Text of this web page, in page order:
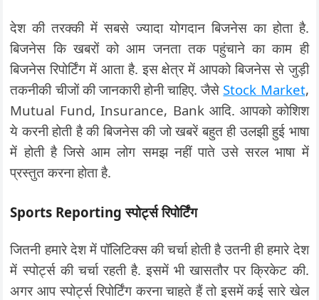
देश की तरक्की में सबसे ज्यादा योगदान बिजनेस का होता है.
बिजनेस कि खबरों को आम जनता तक पहुंचाने का काम ही
बिजनेस रिपोर्टिंग में आता है. इस क्षेत्र में आपको बिजनेस से जुड़ी
तकनीकी चीजों की जानकारी होनी चाहिए. जैसे Stock Market,
Mutual Fund, Insurance, Bank आदि. आपको कोशिश
ये करनी होती है की बिजनेस की जो खबरें बहुत ही उलझी हुई भाषा
में होती है जिसे आम लोग समझ नहीं पाते उसे सरल भाषा में
प्रस्तुत करना होता है.
Sports Reporting स्पोर्ट्स रिपोर्टिंग
जितनी हमारे देश में पॉलिटिक्स की चर्चा होती है उतनी ही हमारे देश
में स्पोर्ट्स की चर्चा रहती है. इसमें भी खासतौर पर क्रिकेट की.
अगर आप स्पोर्ट्स रिपोर्टिंग करना चाहते हैं तो इसमें कई सारे खेल